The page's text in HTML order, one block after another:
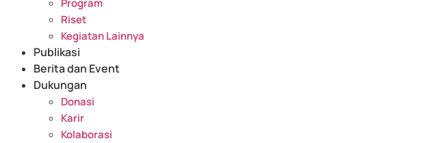
Program
Riset
Kegiatan Lainnya
Publikasi
Berita dan Event
Dukungan
Donasi
Karir
Kolaborasi